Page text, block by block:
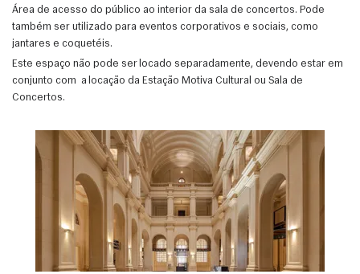
Área de acesso do público ao interior da sala de concertos. Pode
também ser utilizado para eventos corporativos e sociais, como
jantares e coquetéis.
Este espaço não pode ser locado separadamente, devendo estar em
conjunto com a locação da Estação Motiva Cultural ou Sala de
Concertos.